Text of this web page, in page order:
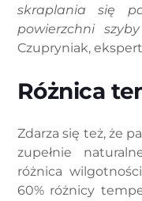
skraplania się
powierzchni
Czupryniak,
Różnica
Zdarza się też, że
zupełnie
różnica
60% różnicy